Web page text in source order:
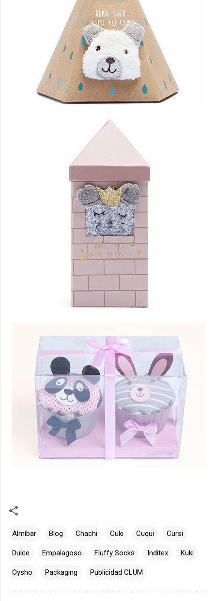
Almíbar Blog Chachi Cuki Cuqui Cursi
Dulce Empalagoso Fluffy Socks Inditex Kuki
Oysho Packaging Publicidad CLUM